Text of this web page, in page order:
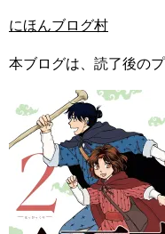
にほんブログ村
本ブログは、読了後の